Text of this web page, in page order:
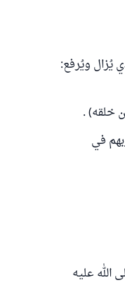
يُزال ويُرفع:
خلقه) .
في
الله عليه